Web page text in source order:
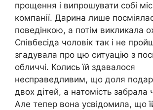
прощення і випрошувати собі
компанії. Дарина лише
поведінкою, а потім викликала
Співбесіда чоловік так і не
згадувала про цю ситуацію з
обличчі. Колись їй здавалося
несправедливим, що доля
двох дітей, а натомість забрала
Але тепер вона усвідомила, що